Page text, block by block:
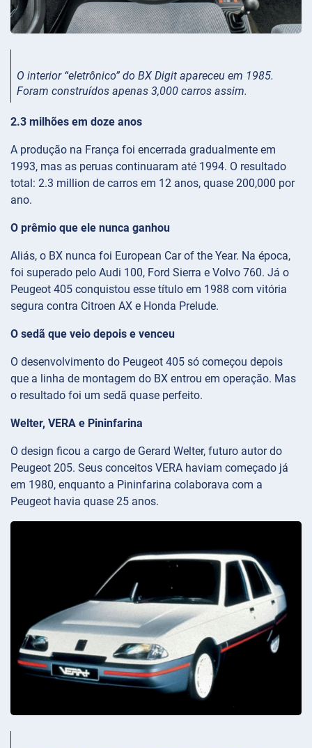
O interior “eletrônico” do BX Digit apareceu em 1985.
Foram construídos apenas 3,000 carros assim.
2.3 milhões em doze anos
A produção na França foi encerrada gradualmente em
1993, mas as peruas continuaram até 1994. O resultado
total: 2.3 million de carros em 12 anos, quase 200,000 por
ano.
O prêmio que ele nunca ganhou
Aliás, o BX nunca foi European Car of the Year. Na época,
foi superado pelo Audi 100, Ford Sierra e Volvo 760. Já o
Peugeot 405 conquistou esse título em 1988 com vitória
segura contra Citroen AX e Honda Prelude.
O sedã que veio depois e venceu
O desenvolvimento do Peugeot 405 só começou depois
que a linha de montagem do BX entrou em operação. Mas
o resultado foi um sedã quase perfeito.
Welter, VERA e Pininfarina
O design ficou a cargo de Gerard Welter, futuro autor do
Peugeot 205. Seus conceitos VERA haviam começado já
em 1980, enquanto a Pininfarina colaborava com a
Peugeot havia quase 25 anos.